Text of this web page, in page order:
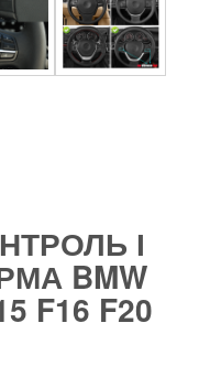
І
BMW
F16 F20